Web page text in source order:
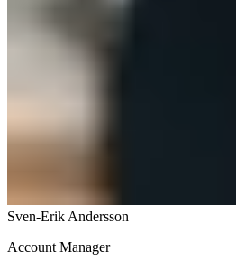
Sven-Erik Andersson
Account Manager